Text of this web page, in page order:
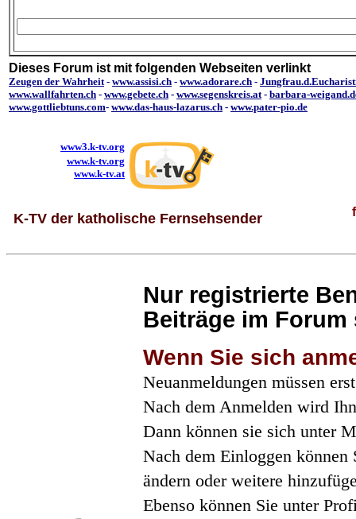
Dieses Forum ist mit folgenden Webseiten verlinkt
Zeugen der Wahrheit- www.assisi.ch - www.adorare.ch -
www.wallfahrten.ch - www.gebete.ch - www.segenskreis.at- barbara-
www.gottliebtuns.com- www.das-haus-lazarus.ch - www.pater-pio.de
www3.k-tv.org
www.k-tv.org
www.k-tv.at
K-TV der katholische Fernsehsender
Nur registrierte
Beiträge im Forum
Wenn Sie sich
Neuanmeldungen müssen
Nach dem Anmelden wird
Dann können sie sich unter
Nach dem Einloggen
ändern oder weitere
Ebenso können Sie unter